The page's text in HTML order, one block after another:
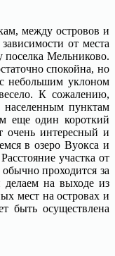
между островов и
от места
поселка Мельниково.
спокойна, но
небольшим уклоном
К сожалению,
населенным пунктам
еще один короткий
очень интересный и
в озеро Вуокса и
участка от
проходится за
делаем на выходе из
мест на островах и
быть осуществлена